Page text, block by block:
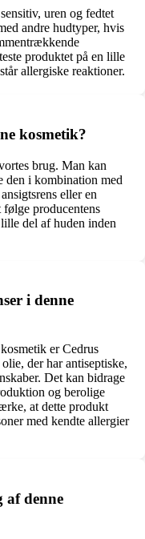
uren og fedtet
andre hudtyper, hvis
produktet på en lille
allergiske reaktioner.
kosmetik?
brug. Man kan
den i kombination med
eller en
producentens
del af huden inden
i denne
er Cedrus
der har antiseptiske,
Det kan bidrage
og berolige
at dette produkt
med kendte allergier
af denne